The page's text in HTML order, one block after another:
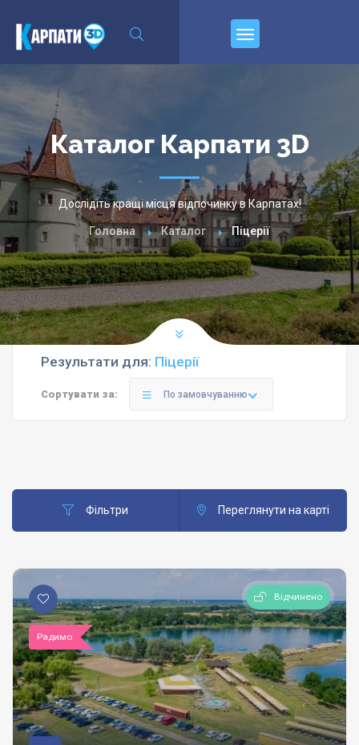
Каталог Карпати 3D
Дослідіть кращі місця відпочинку в Карпатах!
Головна Каталог Піцерії
Результати для: Піцерії
Сортувати за: По замовчуванню
Фільтри Переглянути на карті
Радимо
Відчинено